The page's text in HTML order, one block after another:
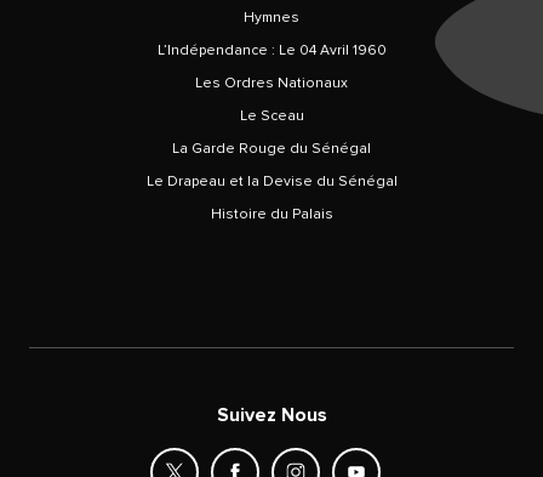
Hymnes
L’Indépendance : Le 04 Avril 1960
Les Ordres Nationaux
Le Sceau
La Garde Rouge du Sénégal
Le Drapeau et la Devise du Sénégal
Histoire du Palais
Suivez Nous